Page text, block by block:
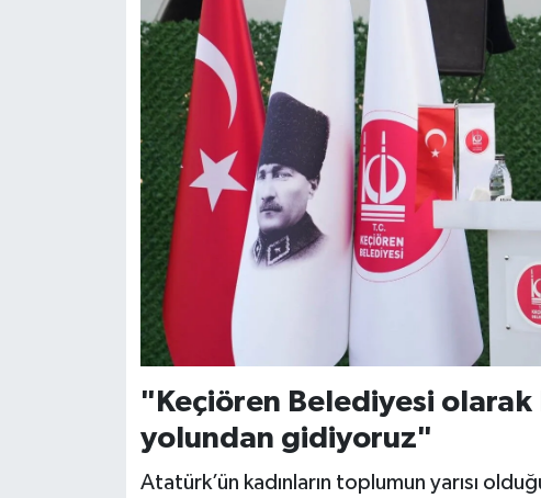
"Keçiören Belediyesi
yolundan gidiyoruz"
Atatürk’ün kadınların toplumun yarısı